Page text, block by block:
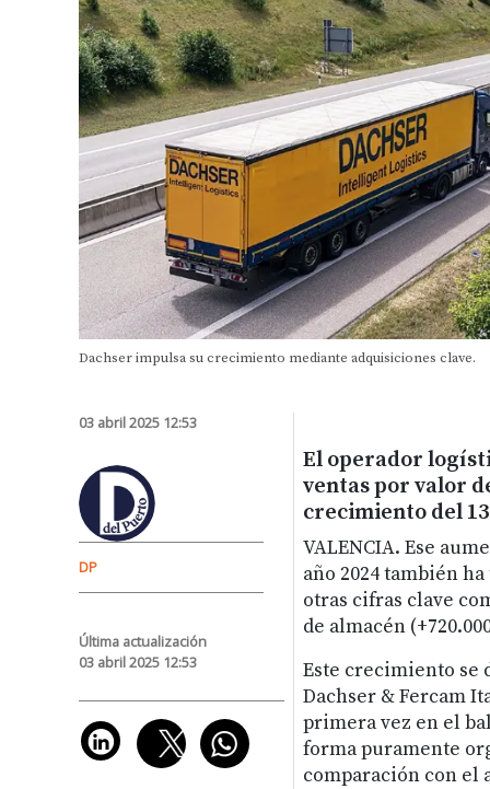
Dachser impulsa su crecimiento mediante adquisiciones clave.
03 abril 2025 12:53
DP
Última actualización
03 abril 2025 12:53
El operador
ventas por valor
crecimiento del
VALENCIA. Ese
año 2024 también
otras cifras clave
de almacén
Este crecimiento se
Dachser & Fercam
primera vez en el
forma puramente
comparación con el